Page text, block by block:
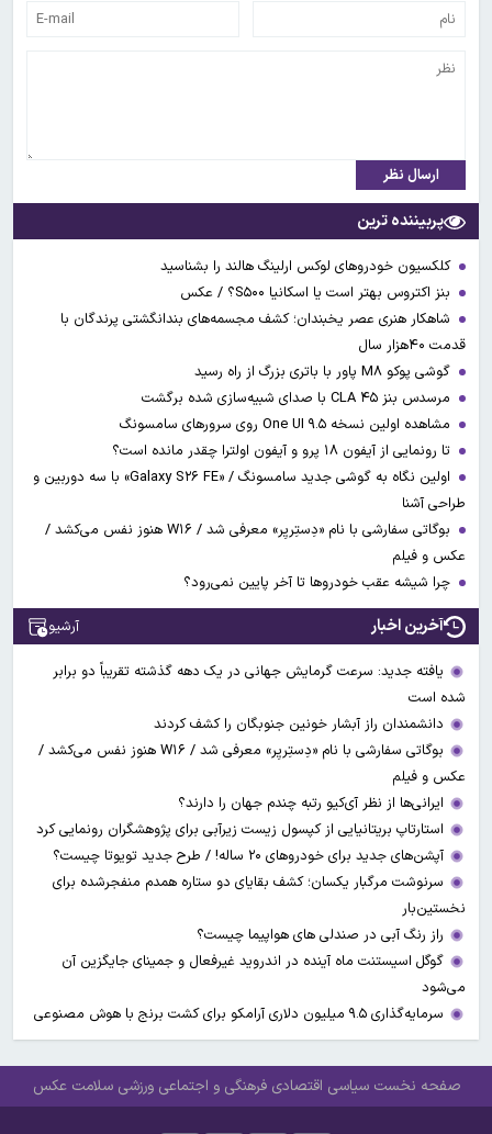
ارسال نظر
پربیننده ترین
کلکسیون خودروهای لوکس ارلینگ هالند را بشناسید
بنز اکتروس بهتر است یا اسکانیا S۵۰۰؟ / عکس
شاهکار هنری عصر یخبندان؛ کشف مجسمه‌های بندانگشتی‌ پرندگان با
قدمت ۴۰هزار سال
گوشی پوکو M۸ پاور با باتری بزرگ از راه رسید
مرسدس بنز CLA ۴۵ با صدای شبیه‌سازی شده برگشت
مشاهده اولین نسخه One UI ۹.۵ روی سرورهای سامسونگ
تا رونمایی از آیفون ۱۸ پرو و آیفون اولترا چقدر مانده است؟
اولین نگاه به گوشی جدید سامسونگ / «Galaxy S۲۶ FE» با سه دوربین و
طراحی آشنا
بوگاتی سفارشی با نام «دِستِریِر» معرفی شد / W۱۶ هنوز نفس می‌کشد /
عکس و فیلم
چرا شیشه عقب خودروها تا آخر پایین نمی‌رود؟
آخرین اخبار آرشیو
یافته جدید: سرعت گرمایش جهانی در یک دهه گذشته تقریباً دو برابر
شده است
دانشمندان راز آبشار خونین جنوبگان را کشف کردند
بوگاتی سفارشی با نام «دِستِریِر» معرفی شد / W۱۶ هنوز نفس می‌کشد /
عکس و فیلم
ایرانی‌ها از نظر آی‌کیو رتبه چندم جهان را دارند؟
استارتاپ بریتانیایی از کپسول زیست زیرآبی برای پژوهشگران رونمایی کرد
آپشن‌های جدید برای خودروهای ۲۰ ساله! / طرح جدید تویوتا چیست؟
سرنوشت مرگبار یکسان؛ کشف بقایای دو ستاره همدم منفجرشده برای
نخستین‌بار
راز رنگ آبی در صندلی های هواپیما چیست؟
گوگل اسیستنت ماه آینده در اندروید غیرفعال و جمینای جایگزین آن
می‌شود
سرمایه‌گذاری ۹.۵ میلیون دلاری آرامکو برای کشت برنج با هوش مصنوعی
صفحه نخست سیاسی اقتصادی فرهنگی و اجتماعی ورزشی سلامت عکس